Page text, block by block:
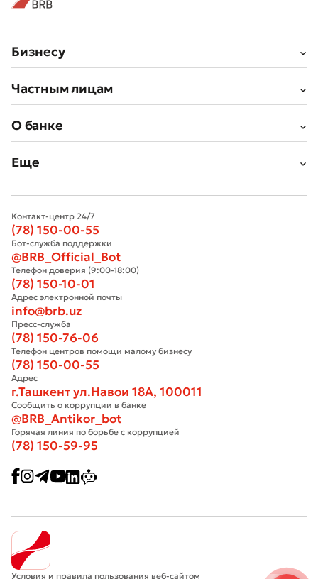
Бизнесу
Частным лицам
О банке
Еще
Контакт-центр 24/7
(78) 150-00-55
Бот-служба поддержки
@BRB_Official_Bot
Телефон доверия (9:00-18:00)
(78) 150-10-01
Адрес электронной почты
info@brb.uz
Пресс-служба
(78) 150-76-06
Телефон центров помощи малому бизнесу
(78) 150-00-55
Адрес
г.Ташкент ул.Навои 18А, 100011
Сообщить о коррупции в банке
@BRB_Antikor_bot
Горячая линия по борьбе с коррупцией
(78) 150-59-95
Условия и правила пользования веб-сайтом